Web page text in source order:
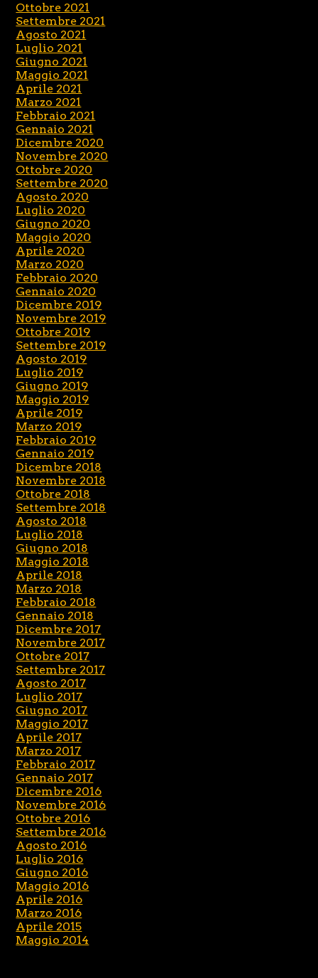
Ottobre 2021
Settembre 2021
Agosto 2021
Luglio 2021
Giugno 2021
Maggio 2021
Aprile 2021
Marzo 2021
Febbraio 2021
Gennaio 2021
Dicembre 2020
Novembre 2020
Ottobre 2020
Settembre 2020
Agosto 2020
Luglio 2020
Giugno 2020
Maggio 2020
Aprile 2020
Marzo 2020
Febbraio 2020
Gennaio 2020
Dicembre 2019
Novembre 2019
Ottobre 2019
Settembre 2019
Agosto 2019
Luglio 2019
Giugno 2019
Maggio 2019
Aprile 2019
Marzo 2019
Febbraio 2019
Gennaio 2019
Dicembre 2018
Novembre 2018
Ottobre 2018
Settembre 2018
Agosto 2018
Luglio 2018
Giugno 2018
Maggio 2018
Aprile 2018
Marzo 2018
Febbraio 2018
Gennaio 2018
Dicembre 2017
Novembre 2017
Ottobre 2017
Settembre 2017
Agosto 2017
Luglio 2017
Giugno 2017
Maggio 2017
Aprile 2017
Marzo 2017
Febbraio 2017
Gennaio 2017
Dicembre 2016
Novembre 2016
Ottobre 2016
Settembre 2016
Agosto 2016
Luglio 2016
Giugno 2016
Maggio 2016
Aprile 2016
Marzo 2016
Aprile 2015
Maggio 2014